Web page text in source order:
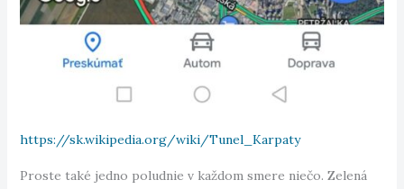
https://sk.wikipedia.org/wiki/Tunel_Karpaty
Proste také jedno poludnie v každom smere niečo. Zelená